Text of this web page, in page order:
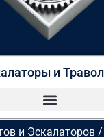
и
и Эскалаторов